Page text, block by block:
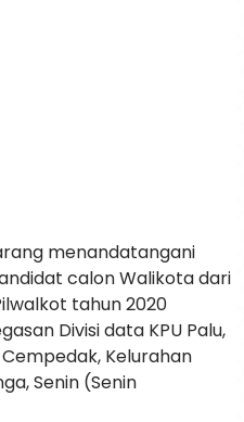
menandatangani
calon Walikota dari
tahun 2020
Divisi data KPU Palu,
Kelurahan
Senin (Senin